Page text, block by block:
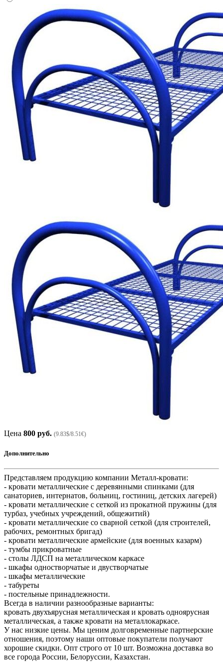
Цена 800 руб. (9.83$/8.51€)
Дополнительно
Представляем продукцию компании Металл-кровати:
- кровати металлические с деревянными спинками (для
санаториев, интернатов, больниц, гостиниц, детских лагерей)
- кровати металлические с сеткой из прокатной пружины (для
турбаз, учебных учреждений, общежитий)
- кровати металлические со сварной сеткой (для строителей,
рабочих, ремонтных бригад)
- кровати металлические армейские (для военных казарм)
- тумбы прикроватные
- столы ЛДСП на металлическом каркасе
- шкафы одностворчатые и двустворчатые
- шкафы металлические
- табуреты
- постельные принадлежности.
Всегда в наличии разнообразные варианты:
кровать двухъярусная металлическая и кровать одноярусная
металлическая, а также кровати на металлокаркасе.
У нас низкие цены. Мы ценим долговременные партнерские
отношения, поэтому наши оптовые покупатели получают
хорошие скидки. Опт строго от 10 шт. Возможна доставка во
все города России, Белоруссии, Казахстан.